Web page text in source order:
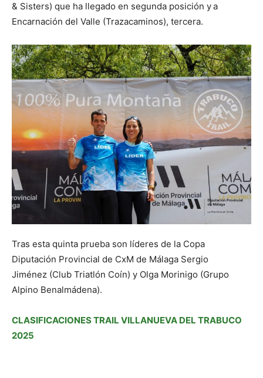
& Sisters) que ha llegado en segunda posición ya
Encarnación del Valle (Trazacaminos), tercera.
Tras esta quinta prueba son líderes de la Copa
Diputación Provincial de CxM de Málaga Sergio
Jiménez (Club Triatlón Coín) y Olga Morinigo (Grupo
Alpino Benalmádena).
CLASIFICACIONES TRAIL VILLANUEVA DEL TRABUCO
2025